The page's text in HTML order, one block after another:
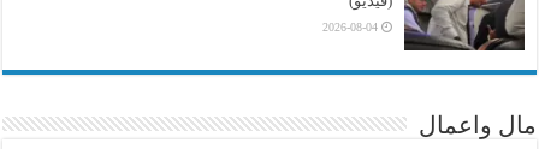
2026-08-04
مال واعمال